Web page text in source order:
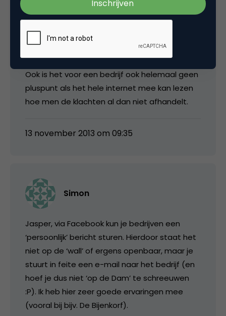
openbaar forum of via social media moeten
delen. Alsof mensen op de Dam moeten gaan
staan om een probleem met een bedrijf
Ook is het voor een bedrijf ook helemaal geen
pluspunt als het hele internet mee kan lezen
hoe men de klachten al dan niet afhandelt.
13 november 2013 om 09:35
Simon
Jasper, via Facebook kun je bedrijven een
‘persoonlijk’ bericht sturen. Hierdoor staat het
niet op de ‘wall’ of ergens openbaar, maar je
stuurt in feite een e-mail naar het bedrijf (en
hoef je dus niet ‘op de Dam’ te schreeuwen
:P). Ik heb hier zeer goede ervaringen mee
(vooral bij bijv. De Bijenkorf).